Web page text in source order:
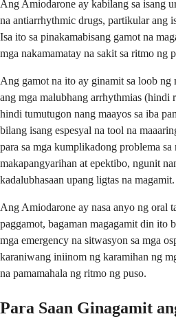
Ang Amiodarone ay kabilang sa isang
na antiarrhythmic drugs, partikular ang
Isa ito sa pinakamabisang gamot na
mga nakamamatay na sakit sa ritmo ng
Ang gamot na ito ay ginamit sa loob ng
ang mga malubhang arrhythmias (hindi
hindi tumutugon nang maayos sa iba
bilang isang espesyal na tool na
para sa mga kumplikadong problema
makapangyarihan at epektibo, ngunit
kadalubhasaan upang ligtas na magamit.
Ang Amiodarone ay nasa anyo ng oral
paggamot, bagaman magagamit din ito
mga emergency na sitwasyon sa mga
karaniwang iniinom ng karamihan ng
na pamamahala ng ritmo ng puso.
Para Saan Ginagamit